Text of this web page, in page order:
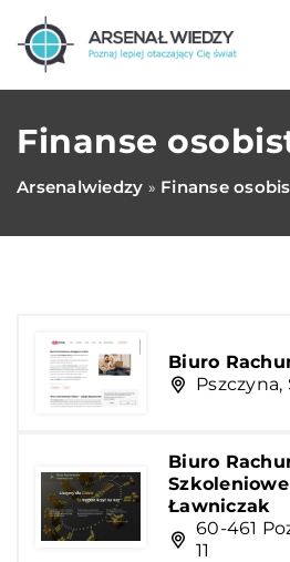
Finanse
Arsenalwiedzy » Finanse
Biuro
Pszczyna,
Biuro
Ławniczak
60-461
11